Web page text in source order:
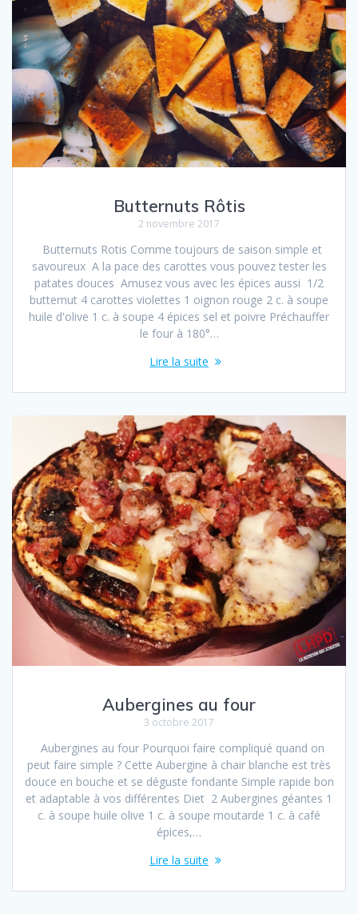
Butternuts Rôtis
2 novembre 2017
Butternuts Rotis Comme toujours de saison simple et
savoureux A la pace des carottes vous pouvez tester les
patates douces Amusez vous avec les épices aussi 1/2
butternut 4 carottes violettes 1 oignon rouge 2 c. à soupe
huile d'olive 1 c. à soupe 4 épices sel et poivre Préchauffer
le four à 180°…
Lire la suite
Aubergines au four
3 octobre 2017
Aubergines au four Pourquoi faire compliqué quand on
peut faire simple ? Cette Aubergine à chair blanche est très
douce en bouche et se déguste fondante Simple rapide bon
et adaptable à vos différentes Diet 2 Aubergines géantes 1
c. à soupe huile olive 1 c. à soupe moutarde 1 c. à café
épices,…
Lire la suite